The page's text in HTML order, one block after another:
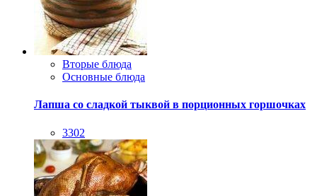
Вторые блюда
Основные блюда
Лапша со сладкой тыквой в порционных горшочках
3302